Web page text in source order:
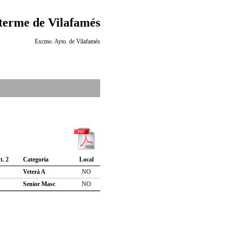
de Vilafamés
Excmo. Ayto. de Vilafamés
2 Categoría
Local
Veterà A
NO
Senior Masc
NO